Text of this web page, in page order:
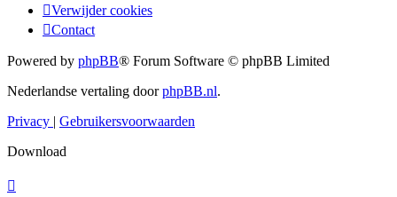
Verwijder cookies
Contact
Powered by phpBB® Forum Software © phpBB Limited
Nederlandse vertaling doorphpBB.nl.
Privacy | Gebruikersvoorwaarden
Download